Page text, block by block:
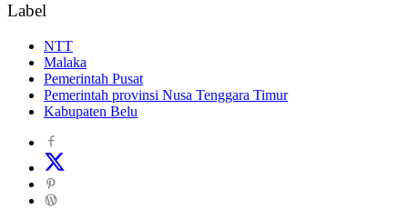
Label
NTT
Malaka
Pemerintah Pusat
Pemerintah provinsi Nusa Tenggara Timur
Kabupaten Belu